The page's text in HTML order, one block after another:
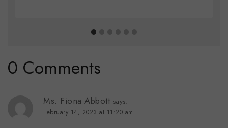
0 Comments
Ms. Fiona Abbott says:
February 14, 2023 at 11:20 am